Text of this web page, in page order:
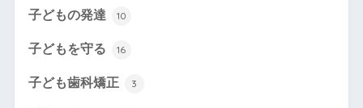
子どもの発達 10
子どもを守る 16
子ども歯科矯正 3